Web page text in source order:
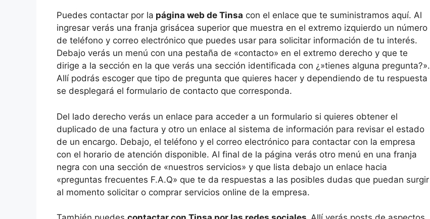
Puedes contactar por la página web de Tinsa con el enlace que te suministramos aquí. Al
ingresar verás una franja grisácea superior que muestra en el extremo izquierdo un número
de teléfono y correo electrónico que puedes usar para solicitar información de tu interés.
Debajo verás un menú con una pestaña de «contacto» en el extremo derecho y que te
dirige a la sección en la que verás una sección identificada con ¿»tienes alguna pregunta?».
Allí podrás escoger que tipo de pregunta que quieres hacer y dependiendo de tu respuesta
se desplegará el formulario de contacto que corresponda.
Del lado derecho verás un enlace para acceder a un formulario si quieres obtener el
duplicado de una factura y otro un enlace al sistema de información para revisar el estado
de un encargo. Debajo, el teléfono y el correo electrónico para contactar con la empresa
con el horario de atención disponible. Al final de la página verás otro menú en una franja
negra con una sección de «nuestros servicios» y que lista debajo un enlace hacia
«preguntas frecuentes F.A.Q» que te da respuestas a las posibles dudas que puedan surgir
al momento solicitar o comprar servicios online de la empresa.